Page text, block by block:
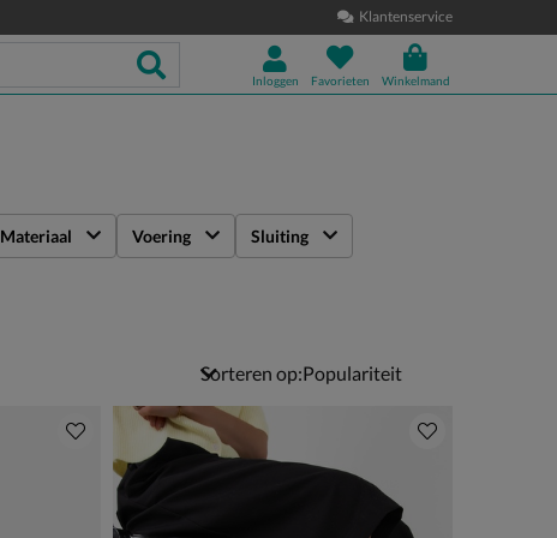
Klantenservice
Inloggen Favorieten Winkelmand
Materiaal Voering Sluiting
Sorteren op: